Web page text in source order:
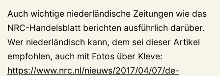
Auch wichtige niederländische Zeitungen wie das
NRC-Handelsblatt berichten ausführlich darüber.
Wer niederländisch kann, dem sei dieser Artikel
empfohlen, auch mit Fotos über Kleve:
https://www.nrc.nl/nieuws/2017/04/07/de-